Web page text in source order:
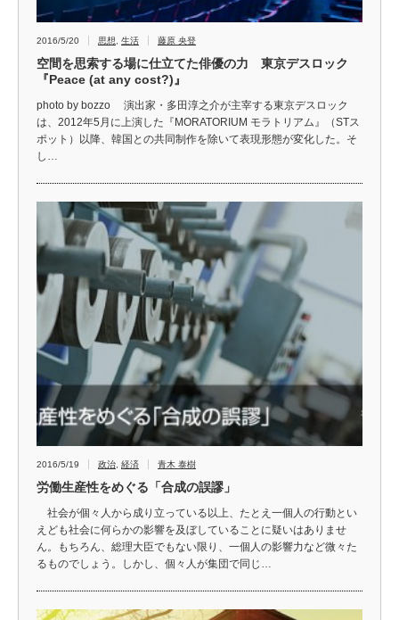
2016/5/20 思想 生活 藤原 央登
空間を思索する場に仕立てた俳優の力 東京デスロック
『Peace (at any cost?)』
photo by bozzo 演出家・多田淳之介が主宰する東京デスロック
は、2012年5月に上演した『MORATORIUM モラトリアム』（STス
ポット）以降、韓国との共同制作を除いて表現形態が変化した。そ
し…
2016/5/19 政治 経済 青木 泰樹
労働生産性をめぐる「合成の誤謬」
社会が個々人から成り立っている以上、たとえ一個人の行動とい
えども社会に何らかの影響を及ぼしていることに疑いはありませ
ん。もちろん、総理大臣でもない限り、一個人の影響力など微々た
るものでしょう。しかし、個々人が集団で同じ…